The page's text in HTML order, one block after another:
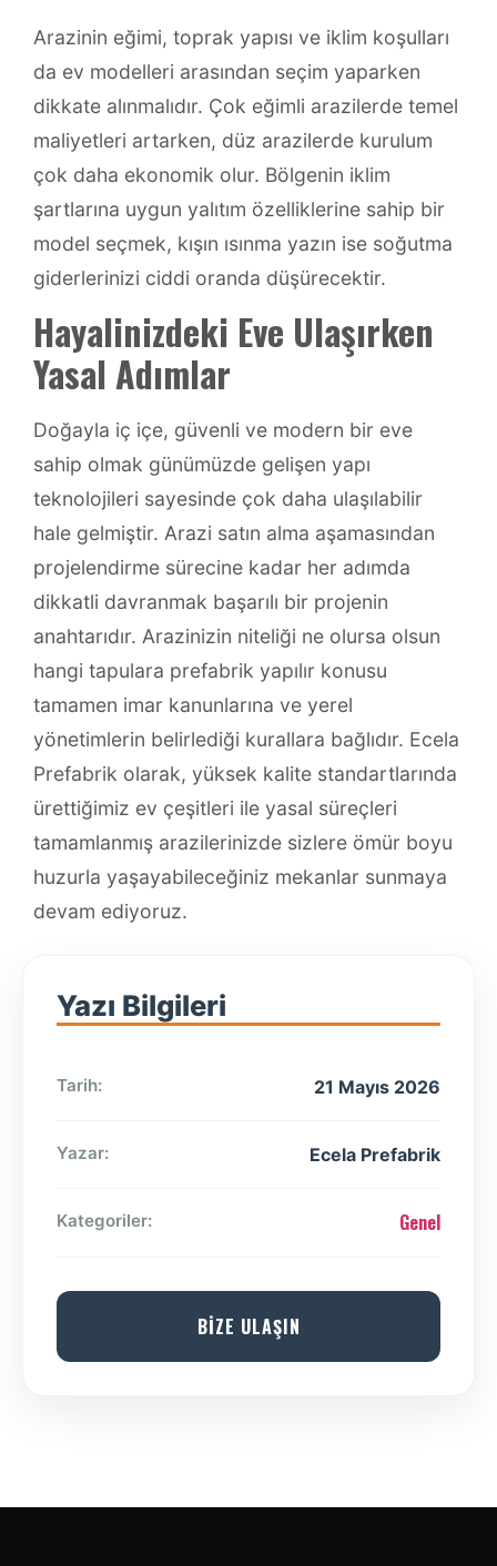
Arazinin eğimi, toprak yapısı ve iklim koşulları
da ev modelleri arasından seçim yaparken
dikkate alınmalıdır. Çok eğimli arazilerde temel
maliyetleri artarken, düz arazilerde kurulum
çok daha ekonomik olur. Bölgenin iklim
şartlarına uygun yalıtım özelliklerine sahip bir
model seçmek, kışın ısınma yazın ise soğutma
giderlerinizi ciddi oranda düşürecektir.
Hayalinizdeki Eve Ulaşırken
Yasal Adımlar
Doğayla iç içe, güvenli ve modern bir eve
sahip olmak günümüzde gelişen yapı
teknolojileri sayesinde çok daha ulaşılabilir
hale gelmiştir. Arazi satın alma aşamasından
projelendirme sürecine kadar her adımda
dikkatli davranmak başarılı bir projenin
anahtarıdır. Arazinizin niteliği ne olursa olsun
hangi tapulara prefabrik yapılır konusu
tamamen imar kanunlarına ve yerel
yönetimlerin belirlediği kurallara bağlıdır. Ecela
Prefabrik olarak, yüksek kalite standartlarında
ürettiğimiz ev çeşitleri ile yasal süreçleri
tamamlanmış arazilerinizde sizlere ömür boyu
huzurla yaşayabileceğiniz mekanlar sunmaya
devam ediyoruz.
Yazı Bilgileri
Tarih: 21 Mayıs 2026
Yazar: Ecela Prefabrik
Kategoriler: Genel
BİZE ULAŞIN